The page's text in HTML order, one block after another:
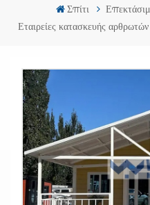
Σπίτι
Εταιρείες κατασκευής